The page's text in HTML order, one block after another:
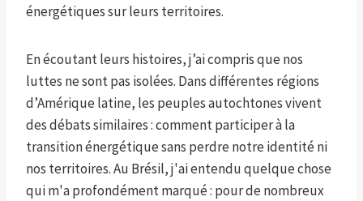
énergétiques sur leurs territoires.
En écoutant leurs histoires, j’ai compris que nos
luttes ne sont pas isolées. Dans différentes régions
d’Amérique latine, les peuples autochtones vivent
des débats similaires : comment participer à la
transition énergétique sans perdre notre identité ni
nos territoires. Au Brésil, j'ai entendu quelque chose
qui m'a profondément marqué : pour de nombreux